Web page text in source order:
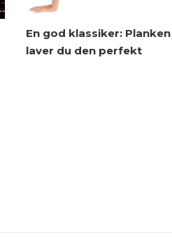
En god klassiker:
laver du den perfekt